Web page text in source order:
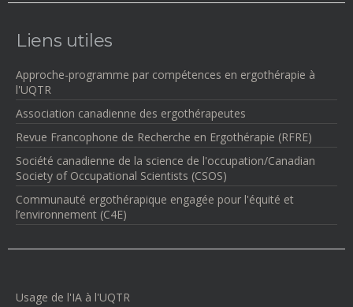
Liens utiles
Approche-programme par compétences en ergothérapie à
l'UQTR
Association canadienne des ergothérapeutes
Revue Francophone de Recherche en Ergothérapie (RFRE)
Société canadienne de la science de l'occupation/Canadian
Society of Occupational Scientists (CSOS)
Communauté ergothérapique engagée pour l'équité et
l’environnement (C4E)
Usage de l'IA à l'UQTR